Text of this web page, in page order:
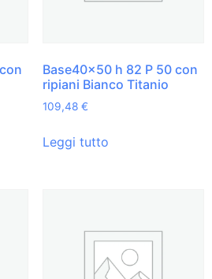
Base40x50 h 82 P 50 con
ripiani Bianco Titanio
109,48 €
Leggi tutto